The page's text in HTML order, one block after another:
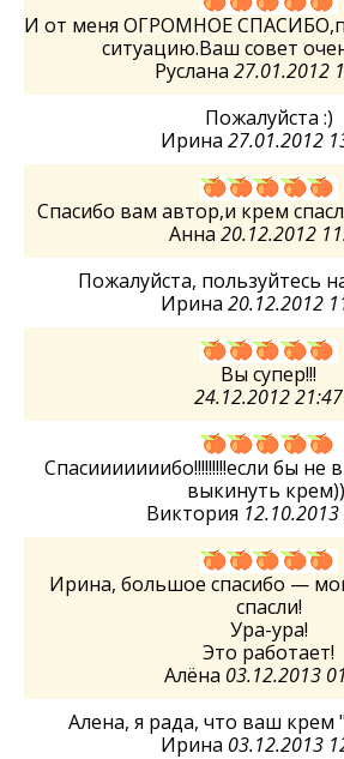
И от меня ОГРОМНОЕ
ситуацию.Ваш совет
Руслана 27.01.2012
Пожалуйста :)
Ирина 27.01.2012
Спасибо вам автор,и крем
Анна 20.12.2012
Пожалуйста, пользуйтесь
Ирина 20.12.2012
Вы супер!!!
24.12.2012 21:47
Спасииииииибо!!!!!!!!!если бы
выкинуть
Виктория
Ирина, большое спасибо —
спасли!
Ура-ура!
Это работает!
Алёна 03.12.2013
Алена, я рада, что ваш крем
Ирина 03.12.2013